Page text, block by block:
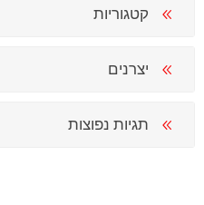
קטגוריות
יצרנים
תגיות נפוצות